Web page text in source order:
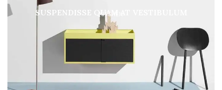
KITCHEN
SUSPENDISSE QUAM AT VESTIBULUM